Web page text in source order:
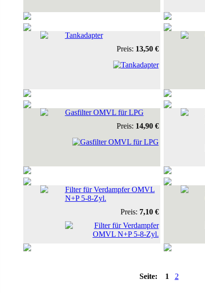
Tankadapter
Preis: 13,50 €
Gasfilter OMVL für LPG
Preis: 14,90 €
Filter für Verdampfer OMVL
N+P 5-8-Zyl.
Preis: 7,10 €
Seite: 1 2